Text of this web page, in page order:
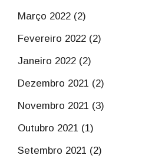
Março 2022 (2)
Fevereiro 2022 (2)
Janeiro 2022 (2)
Dezembro 2021 (2)
Novembro 2021 (3)
Outubro 2021 (1)
Setembro 2021 (2)